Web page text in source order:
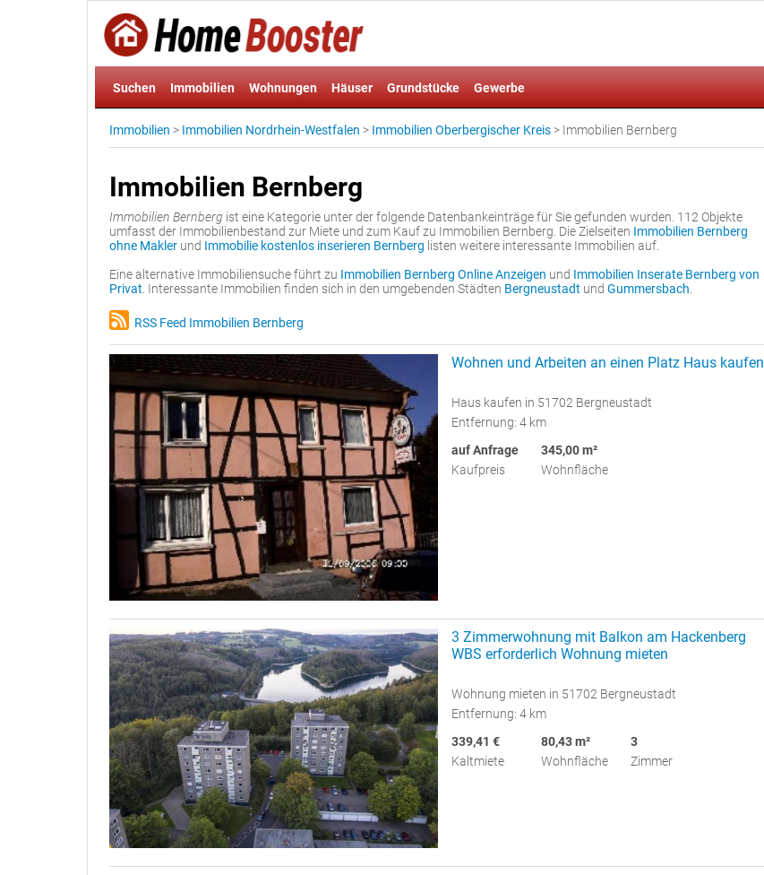
Suchen Immobilien Wohnungen Häuser Grundstücke Gewerbe
Immobilien > Immobilien Nordrhein-Westfalen > Immobilien Oberbergischer Kreis > Immobilien Bernberg
Immobilien Bernberg
Immobilien Bernberg ist eine Kategorie unter der folgende Datenbankeinträge für Sie gefunden wurden. 112 Objekte
umfasst der Immobilienbestand zur Miete und zum Kauf zu Immobilien Bernberg. Die Zielseiten Immobilien Bernberg
ohne Makler und Immobilie kostenlos inserieren Bernberg listen weitere interessante Immobilien auf.
Eine alternative Immobiliensuche führt zu Immobilien Bernberg Online Anzeigen und Immobilien Inserate Bernberg von
Privat . Interessante Immobilien finden sich in den umgebenden Städten Bergneustadt und Gummersbach
RSS Feed Immobilien Bernberg
Wohnen und Arbeiten an einen Platz Haus kaufen
Haus kaufen in 51702 Bergneustadt
Entfernung: 4 km
auf Anfrage
Kaufpreis
345,00 m²
Wohnfläche
3 Zimmerwohnung mit Balkon am Hackenberg
WBS erforderlich Wohnung mieten
Wohnung mieten in 51702 Bergneustadt
Entfernung: 4 km
339,41 €
Kaltmiete
80,43 m²
Wohnfläche
3
Zimmer